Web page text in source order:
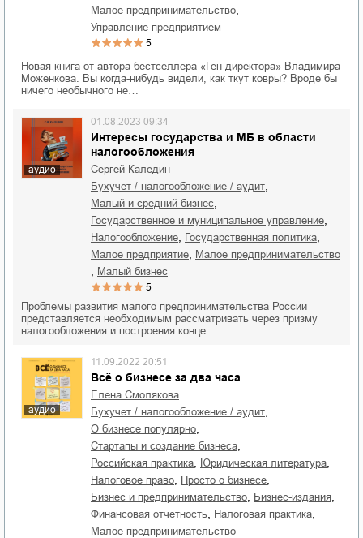
малое предпринимательство
управление предприятием
5
Новая книга от автора бестселлера «Ген директора» Владимира
Моженкова. Вы когда-нибудь видели, как ткут ковры? Вроде бы
ничего необычного не…
аудио
Интересы государства и МБ в области
налогообложения
01.08.2023 09:34
Сергей Каледин
бухучет / налогообложение / аудит
малый и средний бизнес
государственное и муниципальное управление
налогообложение государственная политика
малое предприятие малое предпринимательство
малый бизнес
5
Проблемы развития малого предпринимательства России
представляется необходимым рассматривать через призму
налогообложения и построения конце…
аудио
Всё о бизнесе за два часа
11.09.2022 20:51
Елена Смолякова
бухучет / налогообложение / аудит
о бизнесе популярно
стартапы и создание бизнеса
российская практика юридическая литература
налоговое право просто о бизнесе
бизнес и предпринимательство бизнес-издания
финансовая отчетность налоговая практика
малое предпринимательство